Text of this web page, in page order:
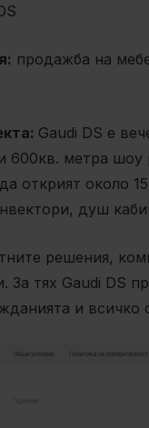
продажба на
Gaudi DS е
600кв. метра
открият около
душ
решения,
За тях Gaudi DS
и всичко